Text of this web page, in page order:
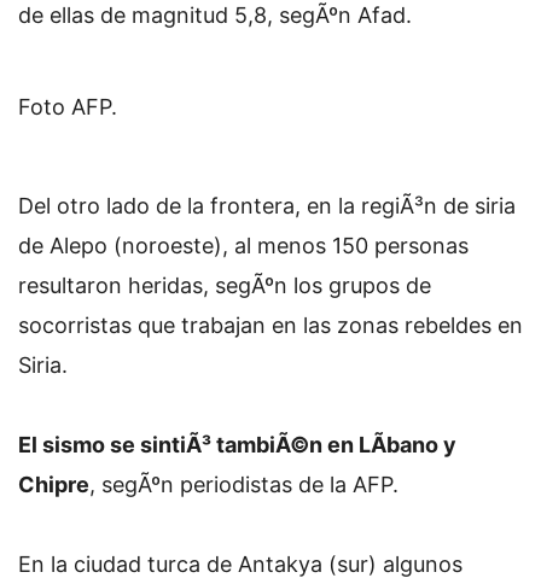
de ellas de magnitud 5,8, segÃºn Afad.
Foto AFP.
Del otro lado de la frontera, en la regiÃ³n de siria
de Alepo (noroeste), al menos 150 personas
resultaron heridas, segÃºn los grupos de
socorristas que trabajan en las zonas rebeldes en
Siria.
El sismo se sintiÃ³ tambiÃ©n en LÃ­bano y
Chipre, segÃºn periodistas de la AFP.
En la ciudad turca de Antakya (sur) algunos